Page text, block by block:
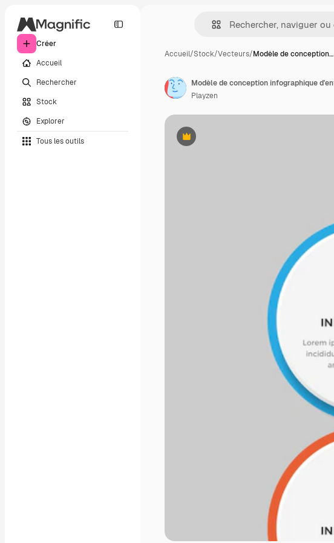
Créer
Accueil
Rechercher
Stock
Explorer
Tous les outils
Accueil/Stock/Vecteurs/Modèle de conception…
Premium
Playzen